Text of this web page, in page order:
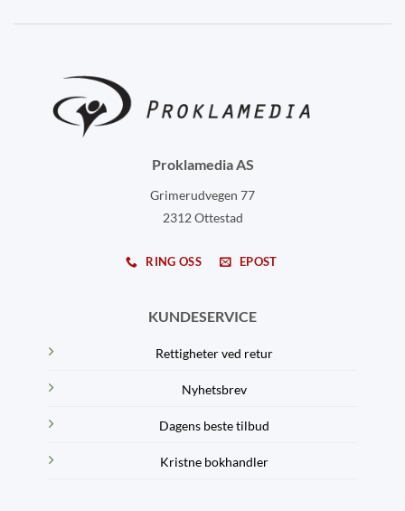
Proklamedia AS
Grimerudvegen 77
2312 Ottestad
RING OSS EPOST
KUNDESERVICE
Rettigheter ved retur
Nyhetsbrev
Dagens beste tilbud
Kristne bokhandler